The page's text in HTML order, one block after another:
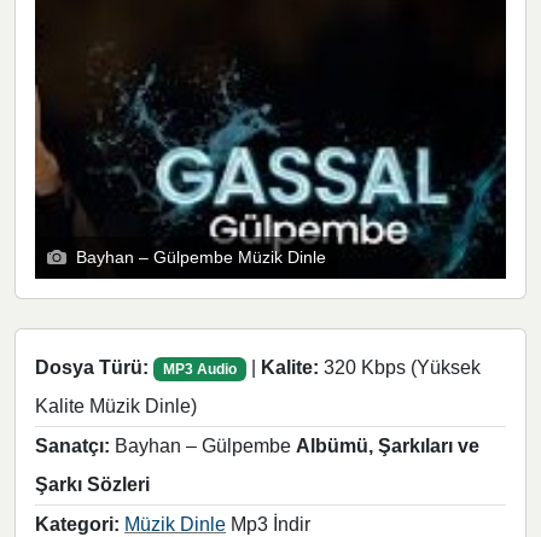
Bayhan – Gülpembe Müzik Dinle
Dosya Türü: MP3 Audio | Kalite: 320 Kbps (Yüksek
Kalite Müzik Dinle)
Sanatçı: Bayhan – Gülpembe Albümü, Şarkıları ve
Şarkı Sözleri
Kategori: Müzik Dinle Mp3 İndir